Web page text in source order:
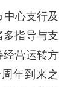
心支行及
多指导与支
经营运转方
年到来之